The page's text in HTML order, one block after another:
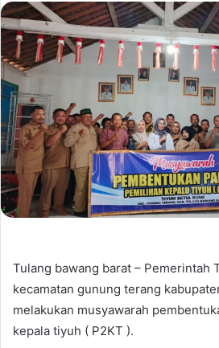
Tulang bawang barat – Pemerintah
kecamatan gunung terang
melakukan musyawarah
kepala tiyuh ( P2KT ).